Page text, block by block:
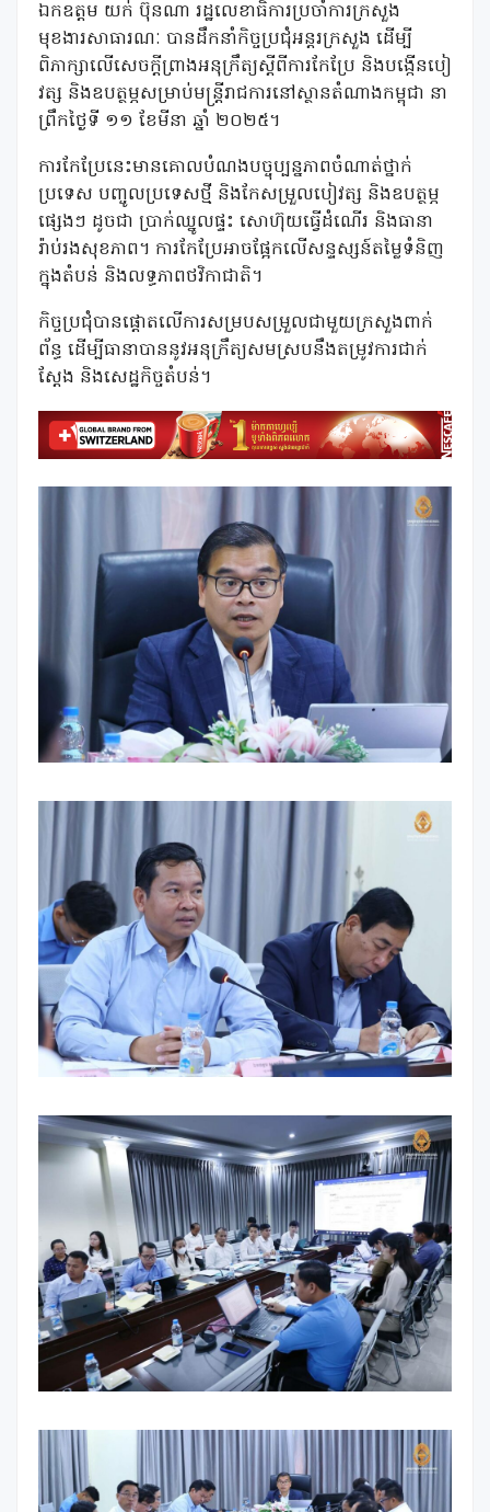
ឯកឧត្តម យក់ ប៊ុនណា រដ្ឋលេខាធិការប្រចាំការក្រសួង
មុខងារសាធារណៈ បានដឹកនាំកិច្ចប្រជុំអន្តរក្រសួង ដើម្បី
ពិភាក្សាលើសេចក្តីព្រាងអនុក្រឹត្យស្តីពីការកែប្រែ និងបង្កើនបៀ
វត្ស និងឧបត្ថម្ភសម្រាប់មន្រ្តីរាជការនៅស្ថានតំណាងកម្ពុជា នា
ព្រឹកថ្ងៃទី ១១ ខែមីនា ឆ្នាំ ២០២៥។
ការកែប្រែនេះមានគោលបំណងបច្ចុប្បន្នភាពចំណាត់ថ្នាក់
ប្រទេស បញ្ចូលប្រទេសថ្មី និងកែសម្រួលបៀវត្ស និងឧបត្ថម្ភ
ផ្សេងៗ ដូចជា ប្រាក់ឈ្នូលផ្ទះ សោហ៊ុយធ្វើដំណើរ និងធានា
រ៉ាប់រងសុខភាព។ ការកែប្រែអាចផ្អែកលើសន្ទស្សន៍តម្លៃទំនិញ
ក្នុងតំបន់ និងលទ្ធភាពថវិកាជាតិ។
កិច្ចប្រជុំបានផ្តោតលើការសម្របសម្រួលជាមួយក្រសួងពាក់
ព័ន្ធ ដើម្បីធានាបាននូវអនុក្រឹត្យសមស្របនឹងតម្រូវការជាក់
ស្តែង និងសេដ្ឋកិច្ចតំបន់។